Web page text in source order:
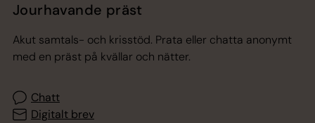
Jourhavande präst
Akut samtals- och krisstöd. Prata eller chatta anonymt
med en präst på kvällar och nätter.
Chatt
Digitalt brev